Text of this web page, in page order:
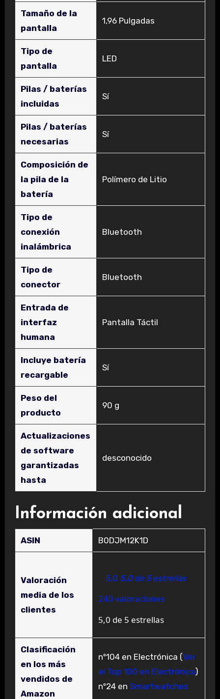
Tamaño de la
pantalla
‎1,96 Pulgadas
Tipo de
pantalla
‎LED
Pilas / baterías
incluidas
‎Sí
Pilas / baterías
necesarias
‎Sí
Composición de
la pila de la
batería
‎Polímero de Litio
Tipo de
conexión
inalámbrica
‎Bluetooth
Tipo de
conector
‎Bluetooth
Entrada de
interfaz
humana
‎Pantalla Táctil
Incluye batería
recargable
‎Sí
Peso del
producto
‎90 g
Actualizaciones
de software
garantizadas
hasta
‎desconocido
Información adicional
ASIN B0DJM12K1D
Valoración
media de los
clientes
5,0 5,0 de 5 estrellas
240 valoraciones
5,0 de 5 estrellas
Clasificación
en los más
vendidos de
Amazon
nº104 en Electrónica (Ver
el Top 100 en Electrónica)
nº24 en Smartwatches